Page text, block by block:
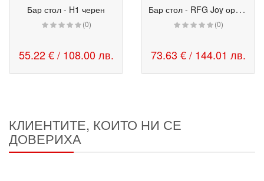
Бар стол - H1 черен
(0)
55.22 € / 108.00 лв.
Б
ар стол - RFG Joy оранжев
(0)
73.63 € / 144.01 лв.
КЛИЕНТИТЕ, КОИТО НИ СЕ
ДОВЕРИХА